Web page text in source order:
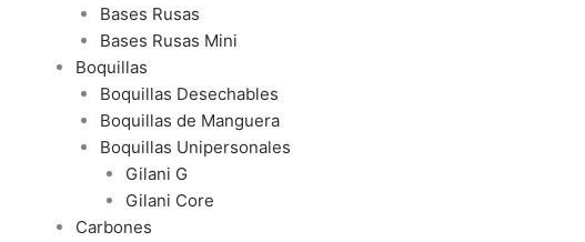
Bases Rusas
Bases Rusas Mini
Boquillas
Boquillas Desechables
Boquillas de Manguera
Boquillas Unipersonales
Gilani G
Gilani Core
Carbones